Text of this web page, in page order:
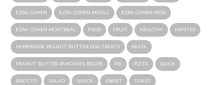
EZRA COHEN EZRA COHEN MCGILL EZRA COHEN MON
EZRA COHEN MONTREAL FOOD FRUIT HEALTHY HIPSTER
HOMEMADE PEANUT BUTTER DOG TREATS PASTA
PEANUT BUTTER PANCAKES RECIPE PIE PIZZA QUICK
RISOTTO SALAD SNACK SWEET TOAST